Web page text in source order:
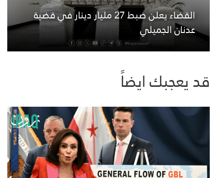
القضاء يعلن ضبط 27 مليار دينار في قضية
عدنان الجميلي
قد يعجبك ايضاً